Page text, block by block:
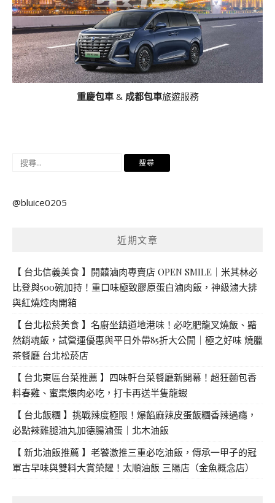
重慶包車& 成都包車旅遊服務
搜
鍵
@bluice0205
近期文章
【 台北信義美食 】開囍滷肉專賣店 OPEN SMILE｜米其林必
比登與500碗加持！重口味極致膠原蛋白滷肉飯，神級滷大排
與紅燒焢肉開箱
【 台北松菸美食 】名廚坐鎮道地港味！必吃肥龍叉燒飯、黯
然銷魂飯，試營運優惠與平日外帶85折大公開｜極之好味 燒臘
茶餐廳 台北松菸店
【 台北東區台菜推薦 】四味軒台菜餐廳新開幕！超狂麵包香
料春雞、蜜棗煨肉必吃，打卡再送半隻龍蝦
【 台北飯糰 】挑戰辣度極限！爆餡麻辣皮蛋飯糰香辣過癮，
必點辣雞腿油丸加德腸滷蛋｜北木油飯
【 新北油飯推薦 】老饕激推三重必吃油飯，傳承一甲子的冠
軍古早味與雙料大賞榮耀！太順油飯 三陽店（金魚概念店）